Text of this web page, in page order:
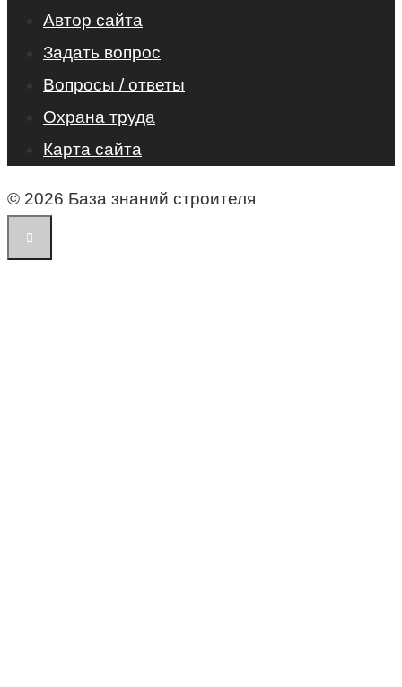
Автор сайта
Задать вопрос
Вопросы / ответы
Охрана труда
Карта сайта
© 2026 База знаний строителя